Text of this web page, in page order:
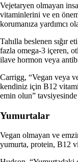
Vejetaryen olmayan
vitaminlerini ve en
korumanıza yardımcı
Tahılla beslenen sığır
fazla omega-3 içeren,
ilave hormon veya
Carrigg, “Vegan veya
kendiniz için B12
emin olun”
Yumurtalar
Vegan olmayan ve
yumurta, protein, B12